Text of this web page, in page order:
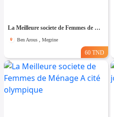
La Meilleure societe de Femmes de Ménage A Megrine
Ben Arous , Megrine
60 TND